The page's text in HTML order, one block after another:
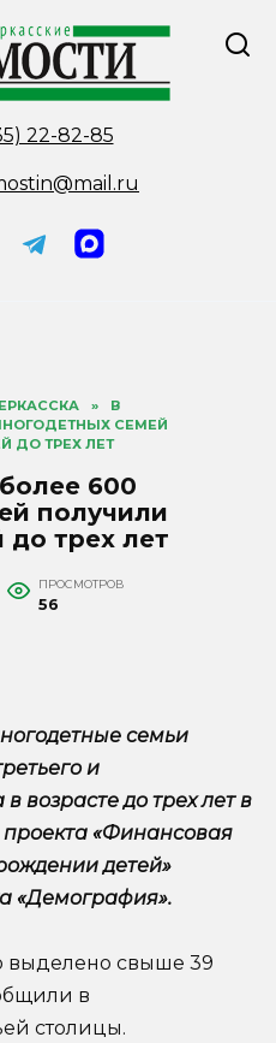
22-82-85
»
В
СЕМЕЙ
ДО ТРЕХ ЛЕТ
600
получили
до трех лет
ПРОСМОТРОВ
56
семьи
и
возрасте до трех лет в
«Финансовая
детей»
«Демография».
выделено свыше 39
в
столицы.